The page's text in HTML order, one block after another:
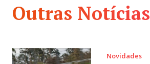
Outras Notícias
Novidades